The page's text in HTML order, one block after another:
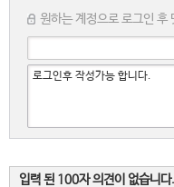
원하는 계정으로 로그인 후
입력 된 100자 의견이 없습니다.